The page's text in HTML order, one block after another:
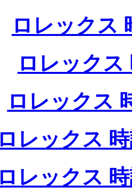
ロレックス
ロレックス
ロレックス
ロレックス
ロレックス